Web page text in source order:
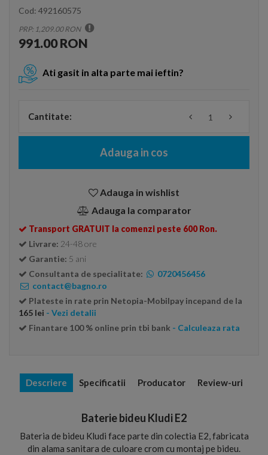
Cod: 492160575
PRP: 1,209.00 RON
991.00 RON
Ati gasit in alta parte mai ieftin?
Cantitate:
Adauga in cos
Adauga in wishlist
Adauga la comparator
Transport GRATUIT la comenzi peste 600 Ron.
Livrare: 24-48 ore
Garantie: 5 ani
Consultanta de specialitate:
0720456456
contact@bagno.ro
Plateste in rate prin Netopia-Mobilpay incepand de la
165 lei - Vezi detalii
Finantare 100 % online prin tbi bank - Calculeaza rata
Descriere Specificatii Producator Review-uri
Baterie bideu Kludi E2
Bateria de bideu Kludi face parte din colectia E2, fabricata
din alama sanitara de culoare crom cu montaj pe bideu.